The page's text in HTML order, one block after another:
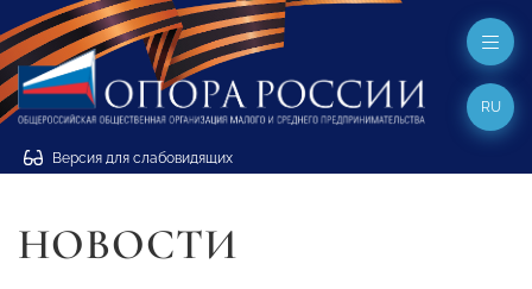
Версия для слабовидящих
RU
НОВОСТИ